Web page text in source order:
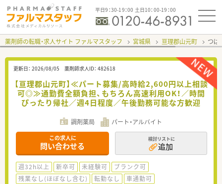
平日9：30-19：00 土日10：00-19：00
薬剤師の転職・求人サイト ファルマスタッフ 宮城県 亘理郡山元町 つば
更新日： 2026/08/05 薬剤師求人ID： 482618
【亘理郡山元町】≪パート募集/高時給2,600円以上相談
可◎≫通勤費全額負担、もちろん高速利用OK！／時間
ぴったり帰社／週4日程度／午後勤務可能な方歓迎
調剤薬局 パート・アルバイト
この求人に
問い合わせる
検討リストに
追加
週32h以上 新卒可 未経験可
ブランク可
残業なし(ほぼなし含む)
転勤なし
車通勤可